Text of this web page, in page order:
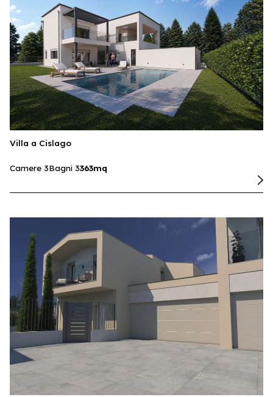
Villa a Cislago
Camere 3Bagni 3363mq